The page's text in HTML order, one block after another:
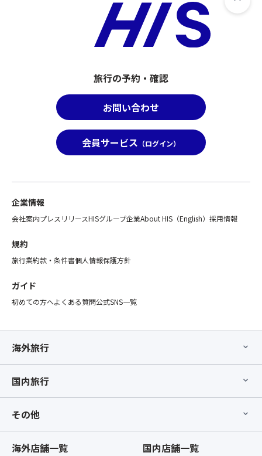
旅行の予約・確認
お問い合わせ
会員サービス （ログイン）
企業情報
会社案内プレスリリースHISグループ企業About HIS（English） 採用情報
規約
旅行業約款・条件書個人情報保護方針
ガイド
初めての方へよくある質問公式SNS一覧
海外旅行
国内旅行
その他
海外店舗一覧 国内店舗一覧